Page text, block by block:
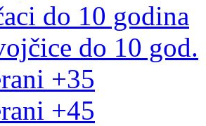
do 10 godina
do 10 god.
+35
+45